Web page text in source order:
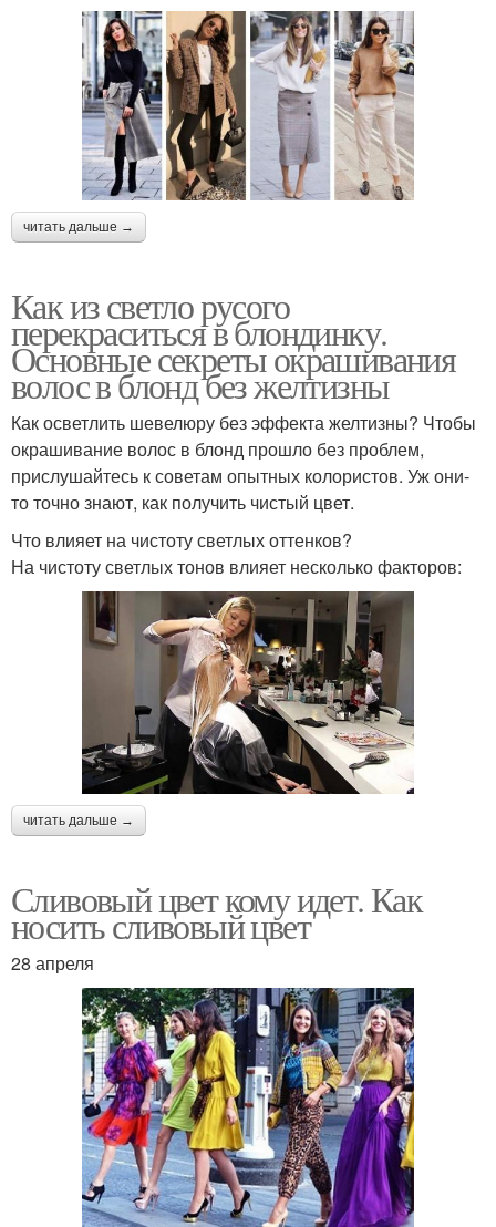
читать дальше →
Как из светло русого
перекраситься в блондинку.
Основные секреты окрашивания
волос в блонд без желтизны
Как осветлить шевелюру без эффекта желтизны? Чтобы
окрашивание волос в блонд прошло без проблем,
прислушайтесь к советам опытных колористов. Уж они-
то точно знают, как получить чистый цвет.
Что влияет на чистоту светлых оттенков?
На чистоту светлых тонов влияет несколько факторов:
читать дальше →
Сливовый цвет кому идет. Как
носить сливовый цвет
28 апреля